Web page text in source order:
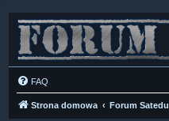
FAQ
Strona domowa Forum Satedu